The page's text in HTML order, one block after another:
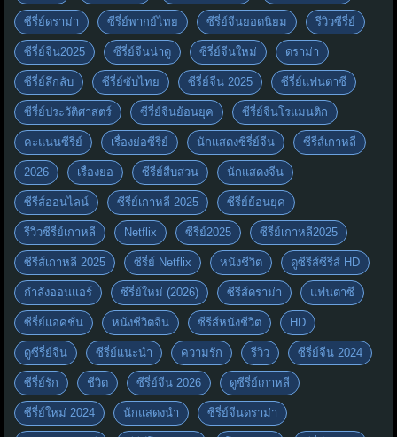
ซีรี่ย์ดราม่า ซีรี่ย์พากย์ไทย ซีรี่ย์จีนยอดนิยม รีวิวซีรี่ย์
ซีรี่ย์จีน2025 ซีรี่ย์จีนน่าดู ซีรี่ย์จีนใหม่ ดราม่า
ซีรี่ย์ลึกลับ ซีรี่ย์ซับไทย ซีรี่ย์จีน 2025 ซีรี่ย์แฟนตาซี
ซีรี่ย์ประวัติศาสตร์ ซีรี่ย์จีนย้อนยุค ซีรี่ย์จีนโรแมนติก
คะแนนซีรี่ย์ เรื่องย่อซีรี่ย์ นักแสดงซีรี่ย์จีน ซีรีส์เกาหลี
2026 เรื่องย่อ ซีรี่ย์สืบสวน นักแสดงจีน
ซีรีส์ออนไลน์ ซีรี่ย์เกาหลี 2025 ซีรี่ย์ย้อนยุค
รีวิวซีรี่ย์เกาหลี Netflix ซีรี่ย์2025 ซีรี่ย์เกาหลี2025
ซีรีส์เกาหลี 2025 ซีรี่ย์ Netflix หนังชีวิต ดูซีรีส์ซีรีส์ HD
กำลังออนแอร์ ซีรี่ย์ใหม่ (2026) ซีรีส์ดราม่า แฟนตาซี
ซีรี่ย์แอคชั่น หนังชีวิตจีน ซีรีส์หนังชีวิต HD
ดูซีรี่ย์จีน ซีรี่ย์แนะนำ ความรัก รีวิว ซีรี่ย์จีน 2024
ซีรี่ย์รัก ชีวิต ซีรี่ย์จีน 2026 ดูซีรี่ย์เกาหลี
ซีรี่ย์ใหม่ 2024 นักแสดงนำ ซีรี่ย์จีนดราม่า